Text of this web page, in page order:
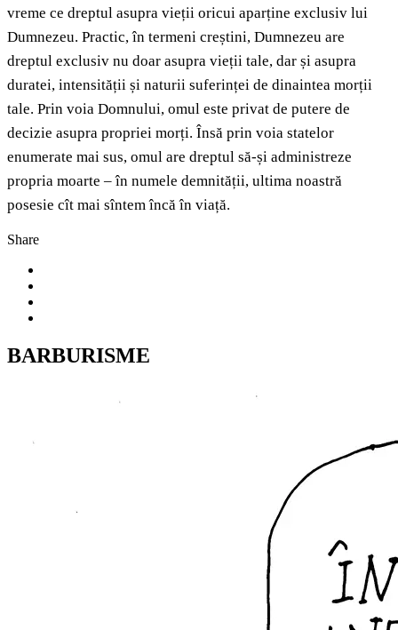
vreme ce dreptul asupra vieții oricui aparține exclusiv lui
Dumnezeu. Practic, în termeni creștini, Dumnezeu are
dreptul exclusiv nu doar asupra vieții tale, dar și asupra
duratei, intensității și naturii suferinței de dinaintea morții
tale. Prin voia Domnului, omul este privat de putere de
decizie asupra propriei morți. Însă prin voia statelor
enumerate mai sus, omul are dreptul să-și administreze
propria moarte – în numele demnității, ultima noastră
posesie cît mai sîntem încă în viață.
Share
BARBURISME